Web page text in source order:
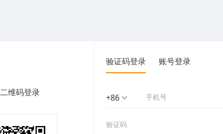
维码登录
验证码登录 账号登录
+86